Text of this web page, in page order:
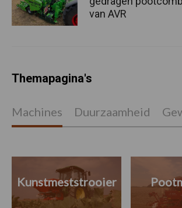
van AVR
Themapagina's
Machines Duurzaamheid
Kunstmeststrooier